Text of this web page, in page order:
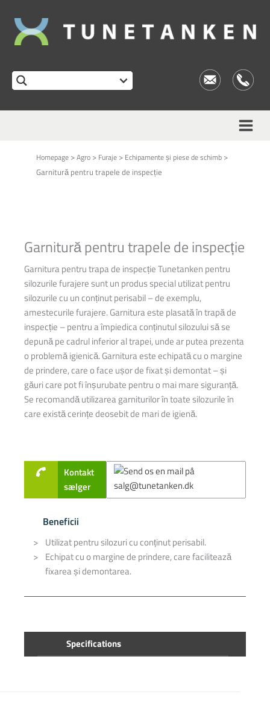
Homepage >Agro > Furaje > Echipamente și piese de schimb >
Garnitură pentru trapele de inspecție
Garnitură pentru trapele de inspecție
Garnitura pentru trapa de inspecție Tunetanken pentru
silozurile furajere sunt un produs special utilizat pentru
silozurile cu un conținut perisabil – de exemplu,
amestecurile furajere. Garnitura este plasată în trapă de
inspecție – pentru a împiedica conținutul silozului să se
depună pe cadrul inferior al trapei, unde ar putea prezenta
o problemă igienică. Garnitura este echipată cu o margine
de prindere, care o face ușor de fixat și demontat – și
găuri care pot fi înșurubate pentru o mai mare siguranță.
Se recomandă utilizarea garniturilor în toate silozurile în
care există cerințe deosebit de mari de igienă.
Kontakt
sælger
Beneficii
Utilizat pentru silozuri cu conținut perisabil.
Echipat cu o margine de prindere, care facilitează
fixarea și demontarea.
Specifications